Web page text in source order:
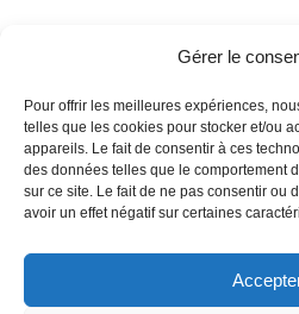
Gérer le
Pour offrir les meilleures expériences,
telles que les cookies pour stocker et/ou
appareils. Le fait de consentir à ces
des données telles que le comportement
sur ce site. Le fait de ne pas consentir ou
avoir un effet négatif sur certaines
Besoin d'aide pour créer ou
Un expert vous répond.
Nous contacter →